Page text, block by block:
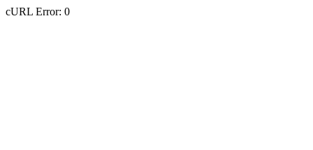
cURL Error: 0